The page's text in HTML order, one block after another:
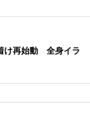
け再始動 全身イラ